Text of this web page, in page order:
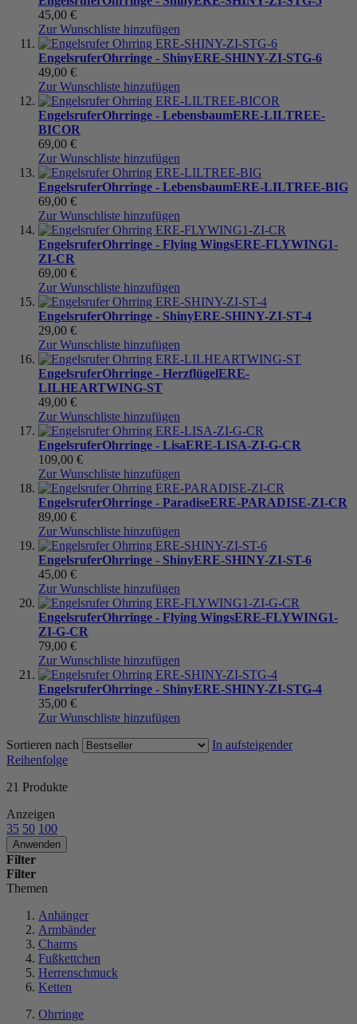
45,00 €
Zur Wunschliste hinzufügen
EngelsruferOhrringe - ShinyERE-SHINY-ZI-STG-6
49,00 €
Zur Wunschliste hinzufügen
EngelsruferOhrringe - LebensbaumERE-LILTREE-
BICOR
69,00 €
Zur Wunschliste hinzufügen
EngelsruferOhrringe - LebensbaumERE-LILTREE-BIG
69,00 €
Zur Wunschliste hinzufügen
EngelsruferOhrringe - Flying WingsERE-FLYWING1-
ZI-CR
69,00 €
Zur Wunschliste hinzufügen
EngelsruferOhrringe - ShinyERE-SHINY-ZI-ST-4
29,00 €
Zur Wunschliste hinzufügen
EngelsruferOhrringe - HerzflügelERE-
LILHEARTWING-ST
49,00 €
Zur Wunschliste hinzufügen
EngelsruferOhrringe - LisaERE-LISA-ZI-G-CR
109,00 €
Zur Wunschliste hinzufügen
EngelsruferOhrringe - ParadiseERE-PARADISE-ZI-CR
89,00 €
Zur Wunschliste hinzufügen
EngelsruferOhrringe - ShinyERE-SHINY-ZI-ST-6
45,00 €
Zur Wunschliste hinzufügen
EngelsruferOhrringe - Flying WingsERE-FLYWING1-
ZI-G-CR
79,00 €
Zur Wunschliste hinzufügen
EngelsruferOhrringe - ShinyERE-SHINY-ZI-STG-4
35,00 €
Zur Wunschliste hinzufügen
Sortieren nach
In aufsteigender
Reihenfolge
21 Produkte
Anzeigen
35 50 100
Anwenden
Filter
Filter
Themen
Anhänger
Armbänder
Charms
Fußkettchen
Herrenschmuck
Ketten
Ohrringe